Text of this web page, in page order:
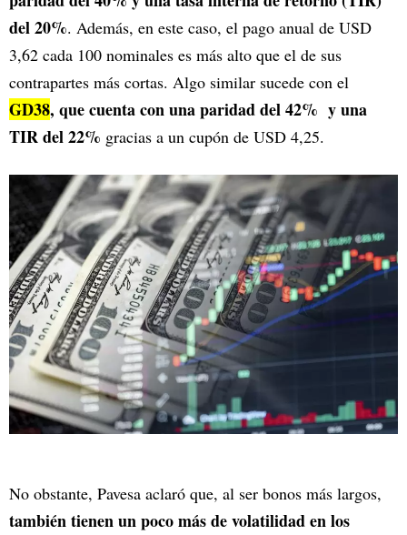
del 20%. Además, en este caso, el pago anual de USD
3,62 cada 100 nominales es más alto que el de sus
contrapartes más cortas. Algo similar sucede con el
GD38, que cuenta con una paridad del 42% y una
TIR del 22% gracias a un cupón de USD 4,25.
No obstante, Pavesa aclaró que, al ser bonos más largos,
también tienen un poco más de volatilidad en los